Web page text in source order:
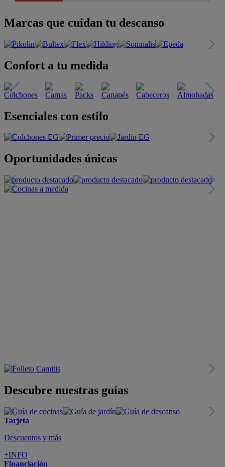
Marcas que cuidan tu descanso
Confort a tu medida
Esenciales con estilo
Oportunidades únicas
Descubre nuestras guías
Tarjeta
Descuentos y más
+INFO
Financiación